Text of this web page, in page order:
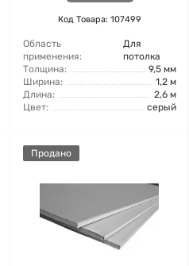
Код Товара: 107499
Область
применения:
Для
потолка
Толщина:
9,5 мм
Ширина:
1,2 м
Длина:
2,6 м
Цвет:
серый
Продано